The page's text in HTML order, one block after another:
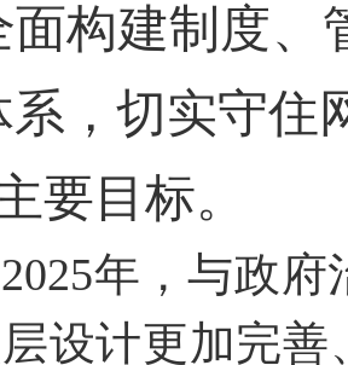
面构建制度、
系，切实守住
要目标。
年，与政
设计更加完